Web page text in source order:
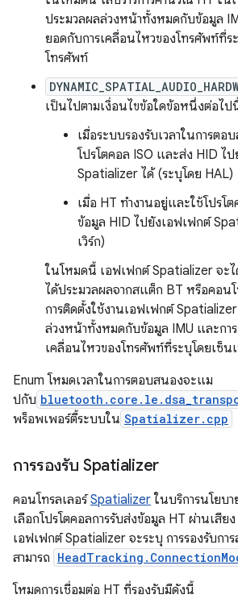
ประมวลผลล่วงหน้าทั้งหมดกับข้อมูล
ยอดกับการเคลื่อนไหวของโทรศัพท์ที่ร
โทรศัพท์
เป็นไปตามเงื่อนไขข้อใดข้อหนึ่งต่อไป
เมื่อระบบรองรับเวลาในการตอ
โปรโตคอล ISO และส่ง HID ไ
Spatializer ได้ (ระบุโดย HAL)
เมื่อ HT ทำงานอยู่และใช้โปรโ
ข้อมูล HID ไปยังเอฟเฟกต์
เวิร์ก)
ในโหมดนี้ เอฟเฟกต์ Spatializer จะ
ได้ประมวลผลจากสแต็ก BT หรือคอนโ
การติดตั้งใช้งานเอฟเฟกต์
ล่วงหน้าทั้งหมดกับข้อมูล IMU และกา
เคลื่อนไหวของโทรศัพท์ที่ระบุโดยเซ็น
Enum โหมดเวลาในการตอบสนองจะแม
ปกับ
พร็อพเพอร์ตี้ระบบใน Spatializer.cpp
การรองรับ Spatializer
คอนโทรลเลอร์Spatializer ในบริการนโยบ
เลือกโปรโตคอลการรับส่งข้อมูล HT ผ่านเสีย
เอฟเฟกต์ Spatializer จะระบุ การรองรับกา
สามารถ
โหมดการเชื่อมต่อ HT ที่รองรับมีดังนี้